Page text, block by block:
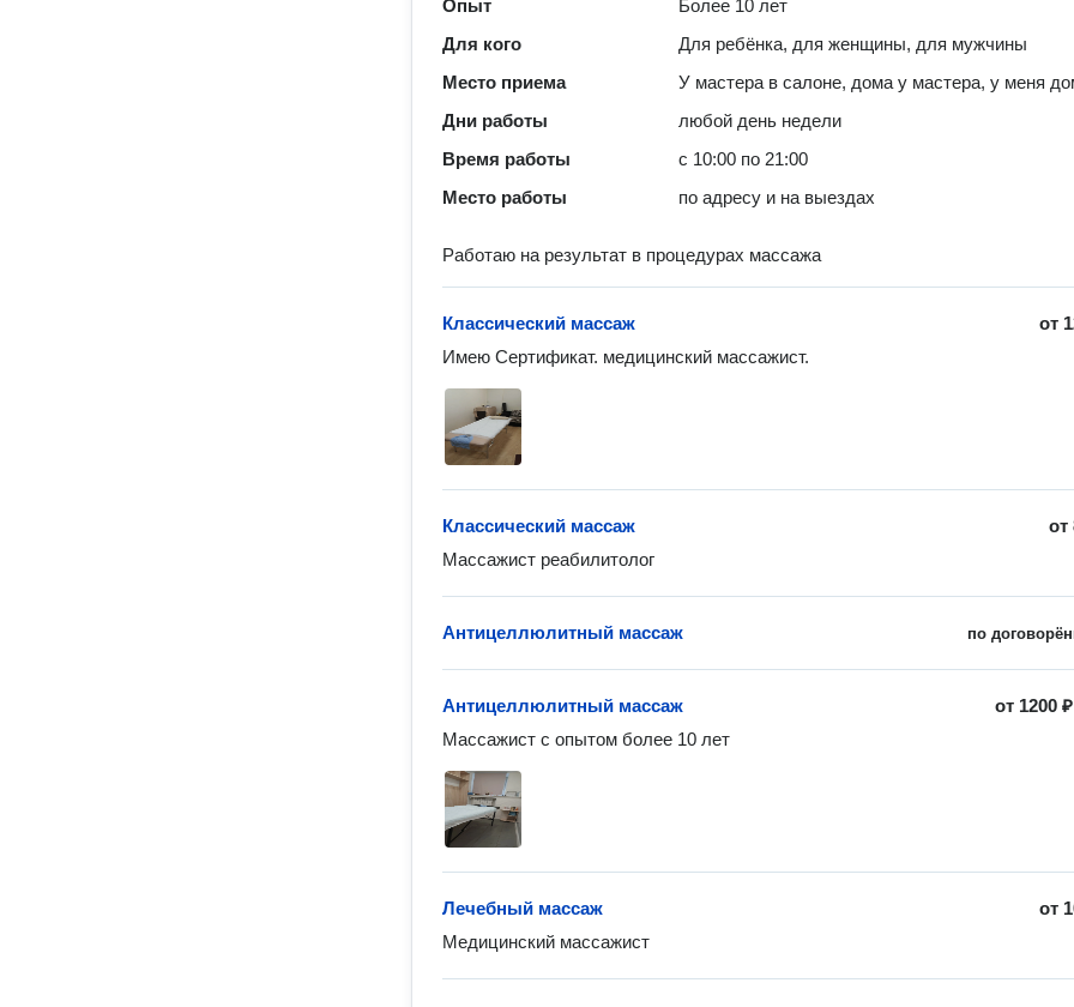
Опыт
Более 10 лет
Для кого
Для ребёнка, для женщины, для мужчины
Место приема
У мастера в салоне, дома у мастера, у меня
Дни работы
любой день недели
Время работы
с 10:00 по 21:00
Место работы
по адресу и на выездах
Работаю на результат в процедурах массажа
от
Классический массаж
Имею Сертификат. медицинский массажист.
от
Классический массаж
Массажист реабилитолог
по
Антицеллюлитный массаж
от 1200 ₽
Антицеллюлитный массаж
Массажист с опытом более 10 лет
от
Лечебный массаж
Медицинский массажист